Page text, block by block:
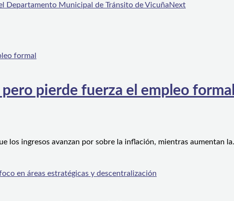
Departamento Municipal de Tránsito de VicuñaNext
pierde fuerza el empleo formal
los ingresos avanzan por sobre la inflación, mientras aumentan